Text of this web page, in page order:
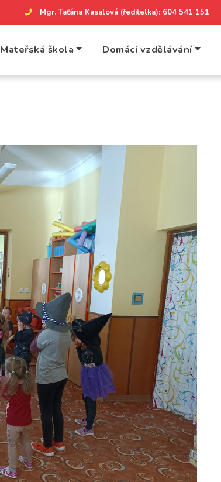
Mgr. Taťána Kasalová (ředitelka): 604 541 151
Mateřská škola Domácí vzdělávání